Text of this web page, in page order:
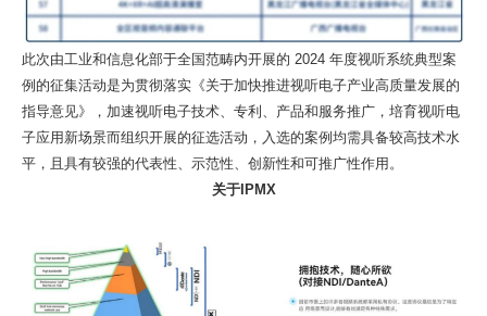
例！
此次由工业和信息化部于全国范畴内开展的 2024 年度视听系统典型案
例的征集活动是为贯彻落实《关于加快推进视听电子产业高质量发展的
指导意见》，加速视听电子技术、专利、产品和服务推广，培育视听电
子应用新场景而组织开展的征选活动，入选的案例均需具备较高技术水
平，且具有较强的代表性、示范性、创新性和可推广性作用。
关于IPMX